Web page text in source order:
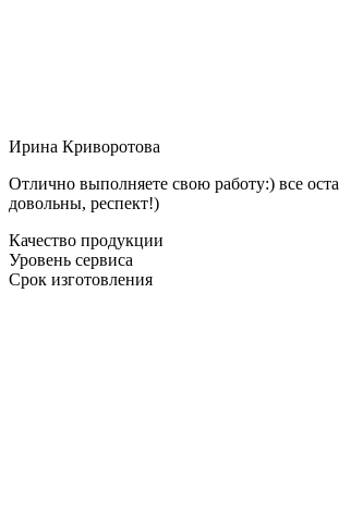
Ирина Криворотова
Отлично выполняете свою работу:) все
довольны, респект!)
Качество продукции
Уровень сервиса
Срок изготовления